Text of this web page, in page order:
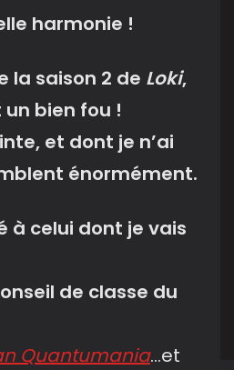
harmonie !
la saison 2 de Loki,
bien fou !
et dont je n’ai
énormément.
celui dont je vais
de classe du
Quantumania…et